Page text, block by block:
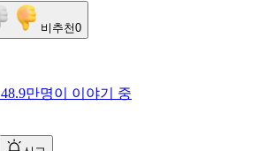
비추천0
48.9만명이 이야기 중